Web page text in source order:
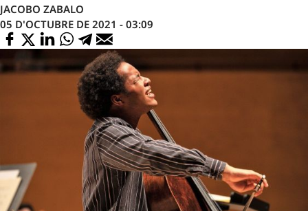
JACOBO ZABALO
05 D'OCTUBRE DE 2021 - 03:09